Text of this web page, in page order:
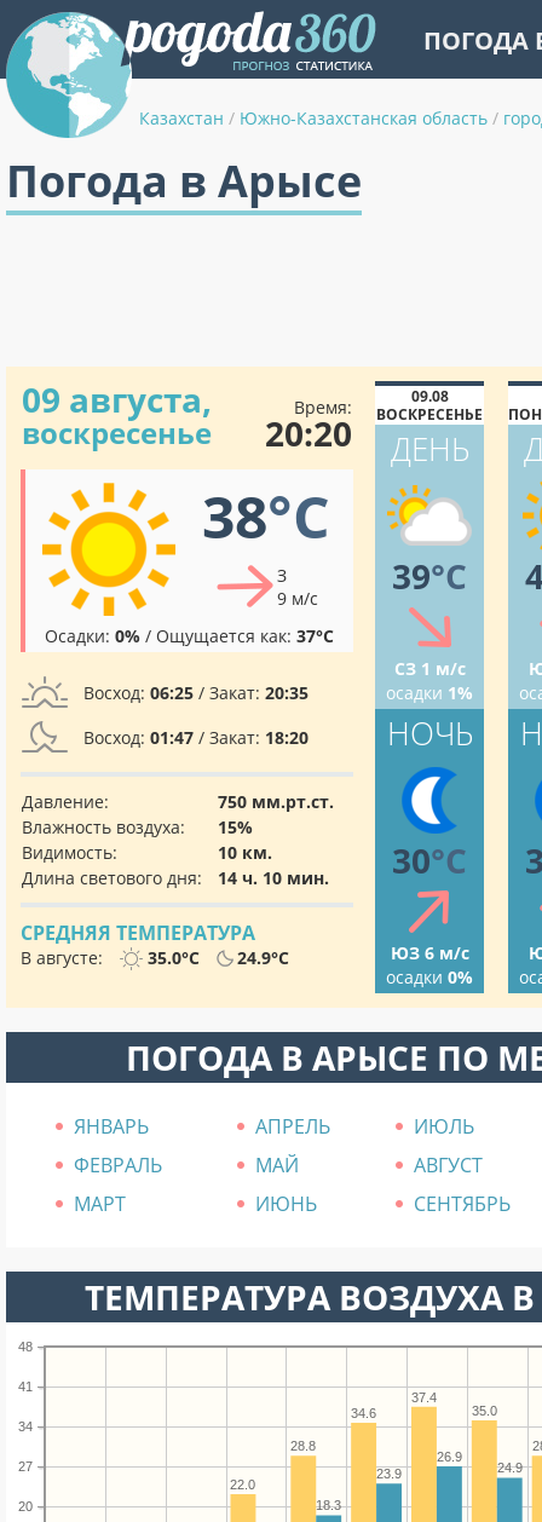
ПОГОДА
Казахстан / Южно-Казахстанская область /
Погода в Арысе
09 августа,
воскресенье
Время:
20:20
38°C
З
9 м/с
Осадки: 0% / Ощущается как: 37°C
Восход: 06:25 / Закат: 20:35
Восход: 01:47 / Закат: 18:20
Давление:
750 мм.рт.ст.
Влажность воздуха:
15%
Видимость:
10 км.
Длина светового дня:
14 ч. 10 мин.
СРЕДНЯЯ ТЕМПЕРАТУРА
В августе: 35.0°C 24.9°C
09.08
ВОСКРЕСЕНЬЕ
ДЕНЬ
39°C
СЗ 1 м/с
осадки 1%
НОЧЬ
30°C
ЮЗ 6 м/с
осадки 0%
ПОГОДА В АРЫСЕ ПО
ЯНВАРЬ АПРЕЛЬ
ИЮЛЬ
ФЕВРАЛЬ
МАЙ
АВГУСТ
МАРТ
ИЮНЬ СЕНТЯБРЬ
ТЕМПЕРАТУРА ВОЗДУХА В
20
27
34
41
48
35.0
37.4
34.6
28.8
22.0
24.9
26.9
23.9
18.3